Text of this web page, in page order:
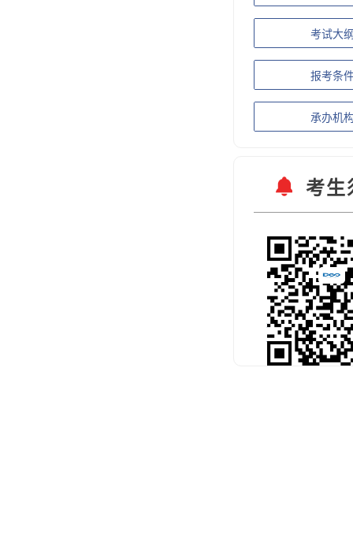
考试大
报考条
承办机
考生
扫码关注官
预约考试